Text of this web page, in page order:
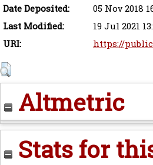
Date Deposited:
05 Nov 2018
Last Modified:
19 Jul 2021
URI:
https://
Altmetric
Stats for